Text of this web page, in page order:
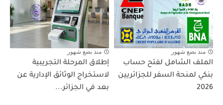
منذ بضع شهور
الملف الشامل لفتح حساب
بنكي لمنحة السفر للجزائريين
2026
منذ بضع شهور
إطلاق المرحلة التجريبية
لاستخراج الوثائق الإدارية عن
بعد في الجزائر...